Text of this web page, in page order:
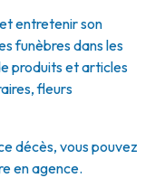
entretenir son
funèbres dans les
produits et articles
fleurs
décès, vous pouvez
en agence.